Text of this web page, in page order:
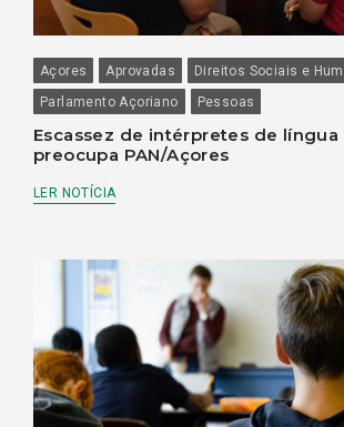
Açores Aprovadas Direitos Sociais e
Parlamento Açoriano
Pessoas
Escassez de intérpretes de língua
preocupa PAN/Açores
LER NOTÍCIA